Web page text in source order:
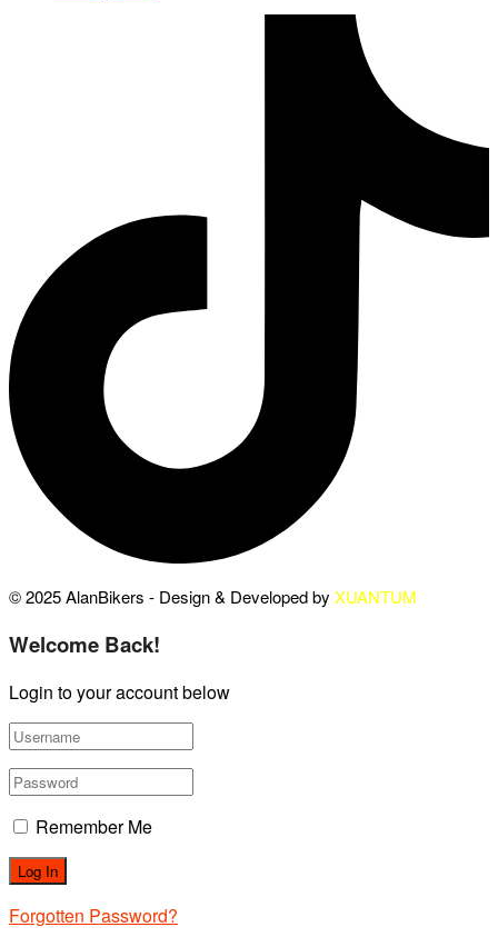
© 2025 AlanBikers - Design & Developed by XUANTUM
Welcome Back!
Login to your account below
Remember Me
Forgotten Password?